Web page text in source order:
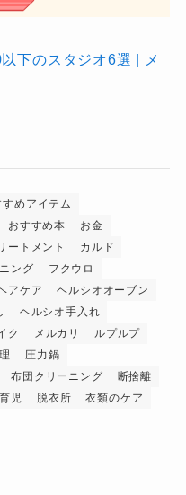
下のスタジオ6選 | メ
すめアイテム
おすすめ本
お金
ートメント
カルド
ング
フクウロ
アケア
ヘルシオオーブン
ヘルシオ手入れ
ク メルカリ
ルプルプ
圧力鍋
布団クリーニング
断捨離
育児 脱衣所 衣類のケア